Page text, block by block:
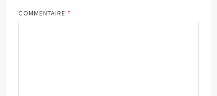
COMMENTAIRE *